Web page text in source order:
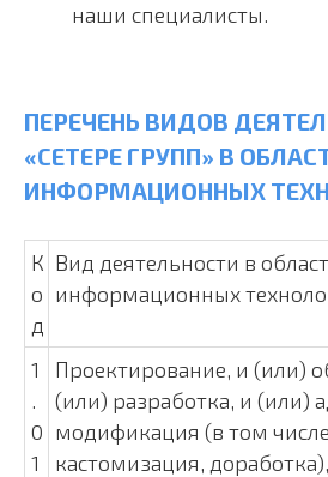
наши специалисты.
ПЕРЕЧЕНЬ ВИДОВ
«СЕТЕРЕ ГРУПП» В
ИНФОРМАЦИОННЫХ
К
о
д
Вид деятельности в
информационных
1
.
0
1
Проектирование, и (или)
(или) разработка, и (или)
модификация (в том
кастомизация,